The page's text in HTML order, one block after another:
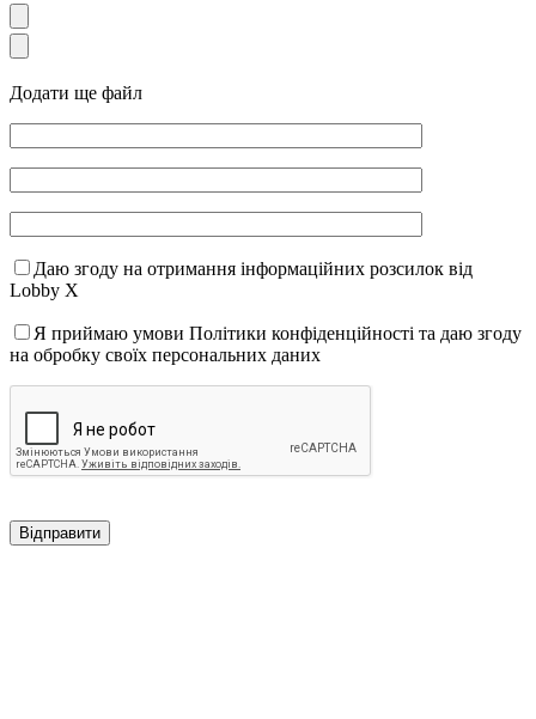
Додати ще файл
Даю згоду на отримання інформаційних розсилок від
Lobby X
Я приймаю умови Політики конфіденційності та даю згоду
на обробку своїх персональних даних